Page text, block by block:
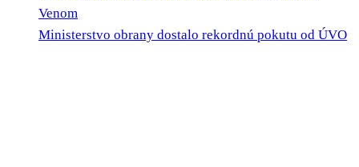
Venom
Ministerstvo obrany dostalo rekordnú pokutu od ÚVO